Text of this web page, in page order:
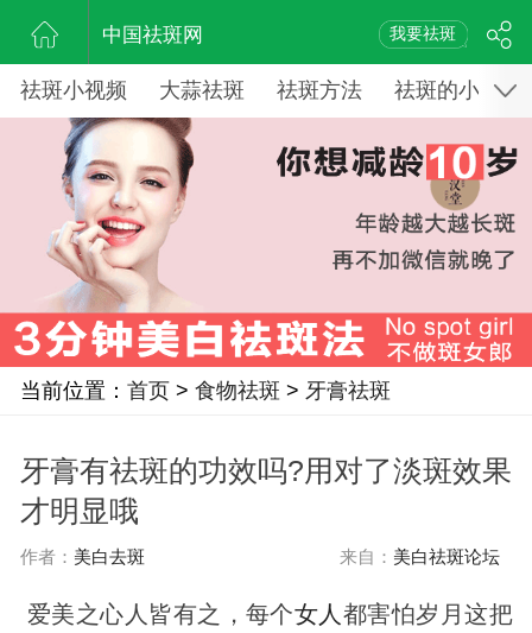
中国祛斑网 我要祛斑
祛斑小视频 大蒜祛斑 祛斑方法 祛斑的小窍门
当前位置： 首页> 食物祛斑 > 牙膏祛斑
牙膏有祛斑的功效吗?用对了淡斑效果
才明显哦
作者： 美白去斑 来自： 美白祛斑论坛
爱美之心人皆有之，每个女人 都害怕岁月这把